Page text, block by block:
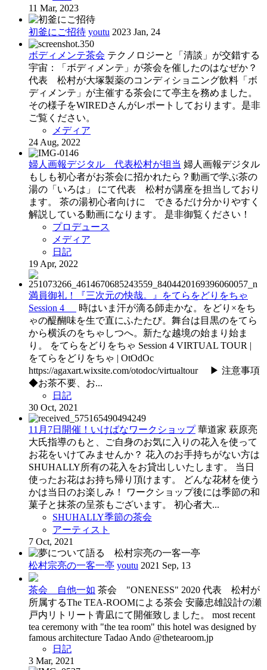
11 Mar, 2023
初釜にご招待 youtu 2023 Jan, 24
ボディメンテ茶会 テクノロジーと「清談」が交錯する
宇宙：「ボディメンテ」が茶会を催したのはなぜか？
代表 松村が大塚製薬のコンディショニング飲料「ボ
ディメンテ」が主催する茶会にて亭主を務めました。
その様子をWIREDさんがレポートしております。是非
ご覧ください。
メディア
24 Aug, 2022
婦人画報デジタル 代表松村が担当 婦人画報デジタル
もしも初心者がお茶会に招かれたら？動画で学ぶ茶の
湯の「いろは」 にて代表 松村が講座を担当しており
ます。 茶の湯初心者向けに できるだけ分かりやすく
解説している動画になります。 是非御覧ください！
プロデュース
メディア
日記
19 Apr, 2022
満員御礼！『三次元の快哉。』をてらをどりをちゃ
Session 4
時はいま汗が滴る師走かな。をどり×をち
ゃの醍醐味を生で直にふたたび。舞台は目黒のをてら
から横浜のをちゃしつへ。新たな越境の始まり始ま
り。 をてらをどりをちゃ Session 4 VIRTUAL TOUR |
をてらをどりをちゃ | OtOdOc
https://agaxart.wixsite.com/otodoc/virtualtour ▶ 注意事項
◆お茶不要、お...
日記
30 Oct, 2021
11月7日開催！いけばなワークショップ 華道家 萩原亮
大氏指導のもと、ご自身のお気に入りの花入を使って
お花をいけてみませんか？ 花入のお手持ちがない方は
SHUHALLY所有の花入をお貸出しいたします。 当日
使ったお花はお持ち帰り頂けます。 どんな花材を使う
かは当日のお楽しみ！ ワークショップ後には季節の和
菓子と抹茶の呈茶もございます。 初心者大...
SHUHALLY季節の茶会
アーティスト
7 Oct, 2021
松村宗亮の一客一亭 youtu 2021 Sep, 13
茶会 自他一如 茶会 "ONENESS" 2020 代表 松村が
所属するThe TEA-ROOMによる茶会 安藤忠雄設計の瀬
戸内リトリート青凪にて開催致しました。 most recent
tea ceremony with "the tea room" this hotel was designed by
famous architecture Tadao Ando @thetearoom.jp
日記
3 Mar, 2021